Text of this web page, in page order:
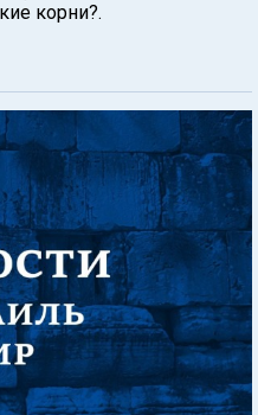
корни?.